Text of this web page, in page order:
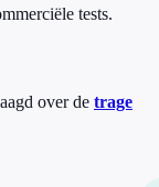
tests.
over de trage